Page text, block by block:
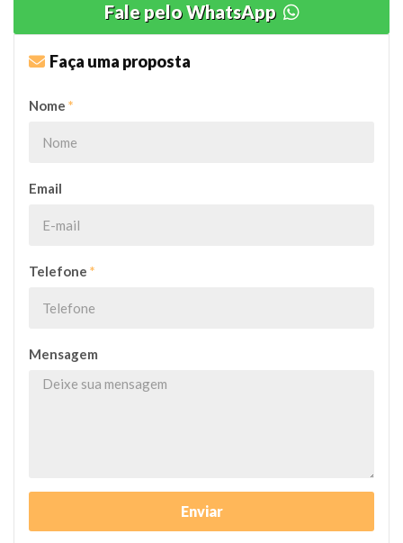
Fale pelo WhatsApp
Faça uma proposta
Nome *
Email
Telefone *
Mensagem